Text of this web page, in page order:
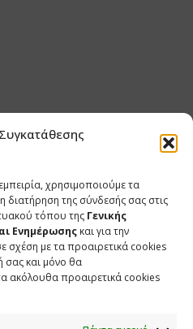
χρησιμοποιούμε τα
διατήρηση της σύνδεσής σας στις
τόπου της Γενικής
Ενημέρωσης και για την
σχέση με τα προαιρετικά cookies
σας και μόνο θα
ακόλουθα προαιρετικά cookies
Πάντου